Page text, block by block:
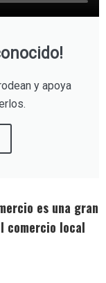
y apoya
es una gran
comercio local